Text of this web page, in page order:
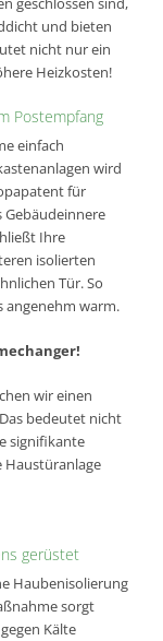
und bieten
nicht nur ein
Heizkosten!
Postempfang
einfach
wird
für
Gebäudeinnere
Ihre
isolierten
Tür. So
angenehm warm.
wir einen
bedeutet nicht
signifikante
Haustüranlage
gerüstet
Haubenisolierung
sorgt
Kälte